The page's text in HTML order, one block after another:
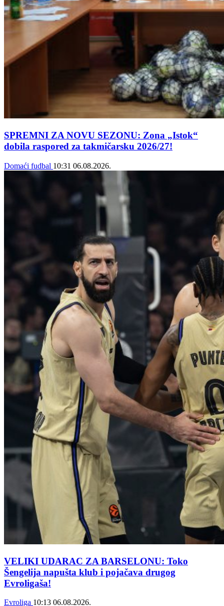
SPREMNI ZA NOVU SEZONU: Zona „Istok“
dobila raspored za takmičarsku 2026/27!
Domaći fudbal 10:31 06.08.2026.
VELIKI UDARAC ZA BARSELONU: Toko
Šengelija napušta klub i pojačava drugog
Evroligaša!
Evroliga 10:13 06.08.2026.